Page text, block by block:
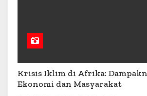
Krisis Iklim di Afrika:
Ekonomi dan Masyarakat